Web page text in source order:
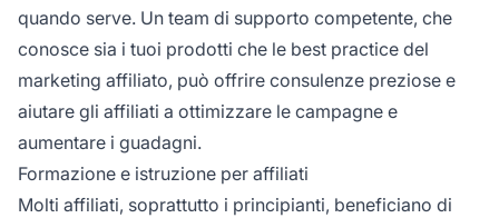
quando serve. Un team di supporto competente, che
conosce sia i tuoi prodotti che le best practice del
marketing affiliato, può offrire consulenze preziose e
aiutare gli affiliati a ottimizzare le campagne e
aumentare i guadagni.
Formazione e istruzione per affiliati
Molti affiliati, soprattutto i principianti, beneficiano di